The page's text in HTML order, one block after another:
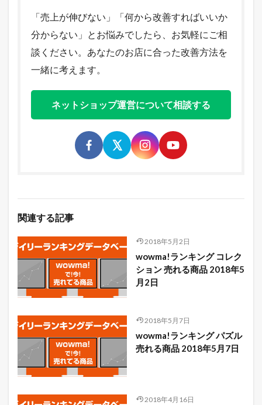
「売上が伸びない」「何から改善すればいいか
分からない」とお悩みでしたら、お気軽にご相
談ください。あなたのお店に合った改善方法を
一緒に考えます。
ネットショップ運営について相談する
関連する記事
2018年5月2日
wowma!ランキング コレク
ション 売れる商品 2018年5
月2日
2018年5月7日
wowma!ランキング パズル
売れる商品 2018年5月7日
2018年4月16日